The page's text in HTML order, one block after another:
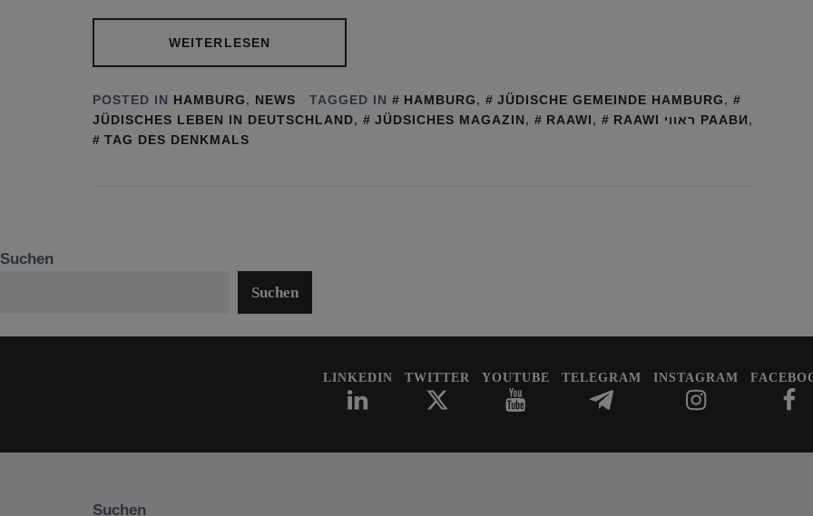
WEITERLESEN
POSTED IN HAMBURG, NEWS TAGGED IN HAMBURG, JÜDISCHE GEMEINDE HAMBURG,
JÜDISCHES LEBEN IN DEUTSCHLAND, JÜDSICHES MAGAZIN, RAAWI, RAAWI ראווי РААВИ,
TAG DES DENKMALS
Suchen
Suchen
LINKEDIN TWITTER YOUTUBE TELEGRAM INSTAGRAM
Suchen